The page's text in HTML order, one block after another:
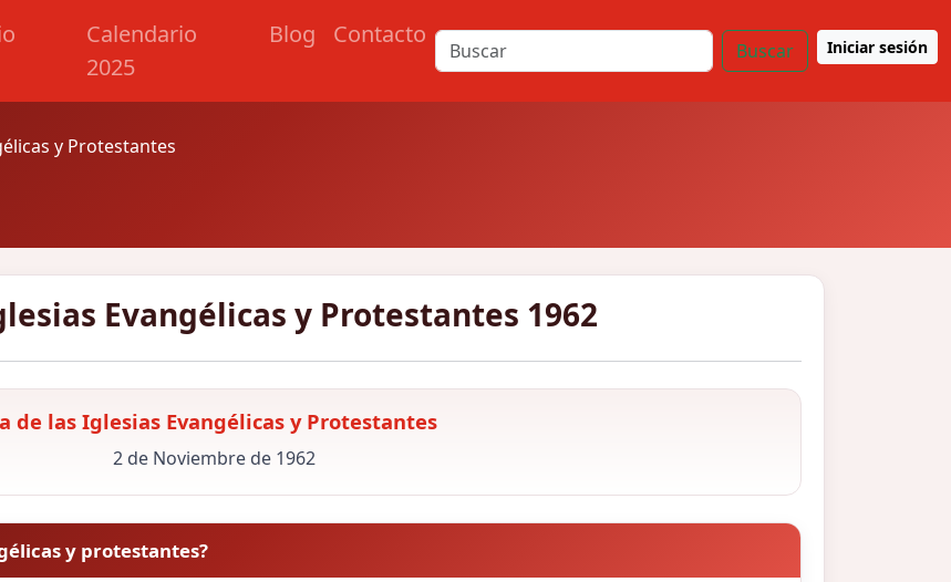
Calendario
2025
Blog Contacto
Buscar Iniciar sesión
y Protestantes
Evangélicas y Protestantes 1962
de las Iglesias Evangélicas y Protestantes
2 de Noviembre de 1962
y protestantes?